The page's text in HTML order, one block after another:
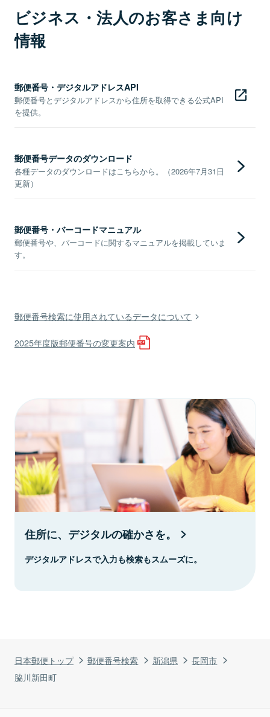
日本郵便トップ 郵便番号検索 新潟県
長岡市
脇川新田町
ビジネス・法人のお客さま向け
情報
郵便番号・デジタルアドレスAPI
郵便番号とデジタルアドレスから住所を取得できる公式API
を提供。
郵便番号データのダウンロード
各種データのダウンロードはこちらから。（2026年7月31日
更新）
郵便番号・バーコードマニュアル
郵便番号や、バーコードに関するマニュアルを掲載していま
す。
郵便番号検索に使用されているデータについて
2025年度版郵便番号の変更案内
住所に、デジタルの確かさを。
デジタルアドレスで入力も検索もスムーズに。